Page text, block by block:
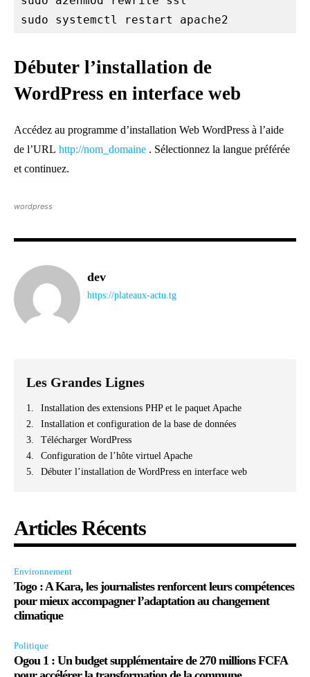
sudo systemctl restart apache2
Débuter l’installation de
WordPress en interface web
Accédez au programme d’installation Web WordPress à l’aide
de l’URL http://nom_domaine . Sélectionnez la langue préférée
et continuez.
wordpress
dev
https://plateaux-actu.tg
Les Grandes Lignes
Installation des extensions PHP et le paquet Apache
Installation et configuration de la base de données
Télécharger WordPress
Configuration de l’hôte virtuel Apache
Débuter l’installation de WordPress en interface web
Articles Récents
Environnement
Togo : A Kara, les journalistes renforcent leurs compétences
pour mieux accompagner l’adaptation au changement
climatique
Politique
Ogou 1 : Un budget supplémentaire de 270 millions FCFA